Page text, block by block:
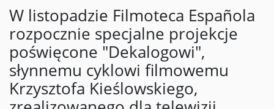
W listopadzie Filmoteca Española
rozpocznie specjalne projekcje
poświęcone "Dekalogowi",
słynnemu cyklowi filmowemu
Krzysztofa Kieślowskiego,